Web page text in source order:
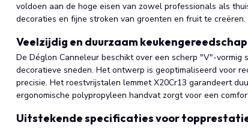
voldoen aan de hoge eisen van zowel professionals als
decoraties en fijne stroken van groenten en fruit te creëren.
Veelzijdig en duurzaam keukengereedschap
De Déglon Canneleur beschikt over een scherp "V"-
decoratieve sneden. Het ontwerp is geoptimaliseerd voor
precisie. Het roestvrijstalen lemmet X20Cr13 garandeert
ergonomische polypropyleen handvat zorgt voor een
Uitstekende specificaties voor